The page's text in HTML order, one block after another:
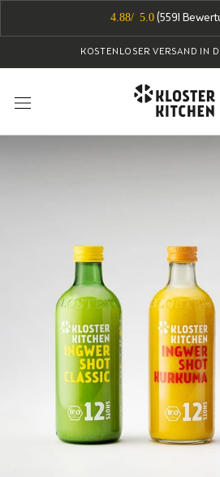
Inhalt
4.88/ 5.0 (5591
KOSTENLOSER VERSAND IN